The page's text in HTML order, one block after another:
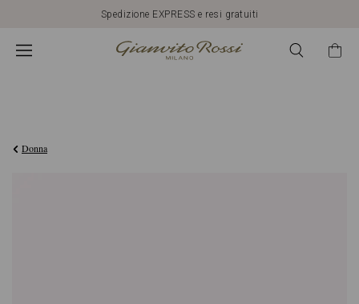
Spedizione EXPRESS e resi gratuiti
Donna